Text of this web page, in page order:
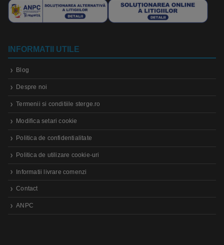
INFORMATII UTILE
Blog
Despre noi
Termenii si conditiile sterge.ro
Modifica setari cookie
Politica de confidentialitate
Politica de utilizare cookie-uri
Informatii livrare comenzi
Contact
ANPC